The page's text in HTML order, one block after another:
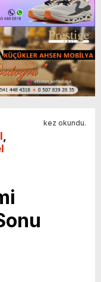
kez okundu.